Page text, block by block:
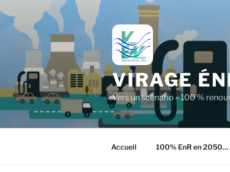
au
contenu
principal
VIRAGE
Vers un scénario « 100 %
Accueil 100% EnR en 2050…